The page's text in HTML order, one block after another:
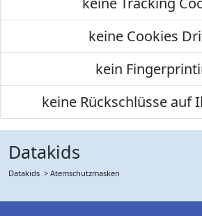
keine Cookies
kein
keine Rückschlüsse auf
Datakids
Datakids > Atemschutzmasken